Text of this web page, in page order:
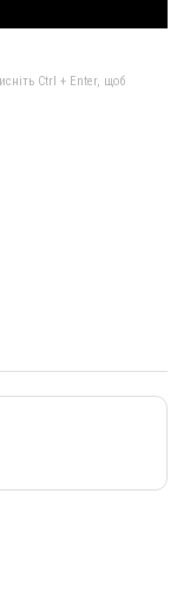
Ctrl + Enter, щоб